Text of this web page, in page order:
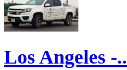
Los Angeles -